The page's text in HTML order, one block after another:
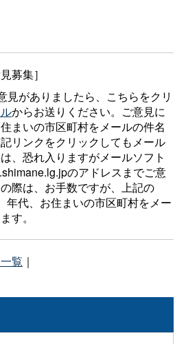
募集］
見がありましたら、こちらをクリ
からお送りください。ご意見に
まいの市区町村をメールの件名
リンクをクリックしてもメール
、恐れ入りますがメールソフト
のアドレスまでご意
際は、お手数ですが、上記の
年代、お住まいの市区町村をメー
す。
覧 ｜